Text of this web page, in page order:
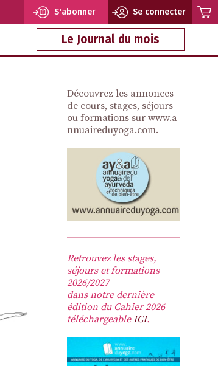
S'abonner Se connecter
Le Journal du mois
Découvrez les annonces
de cours, stages, séjours
ou formations sur www.a
nnuaireduyoga.com.
Retrouvez les stages,
séjours et formations
2026/2027
dans notre dernière
édition du Cahier 2026
téléchargeableICI.